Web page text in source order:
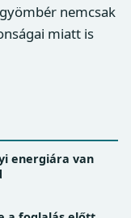
nemcsak
miatt is
energiára van